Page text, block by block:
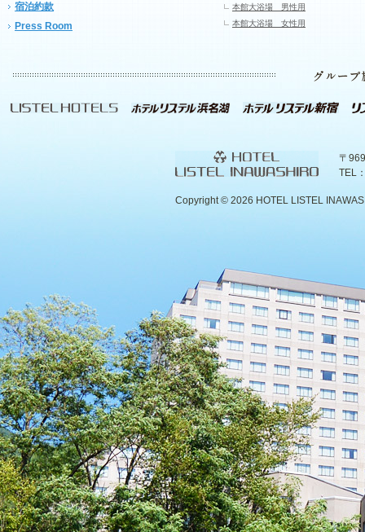
宿泊約款
Press Room
本館大浴場 男性用
本館大浴場 女性用
〒
TEL
Copyright © 2026 HOTEL LISTEL